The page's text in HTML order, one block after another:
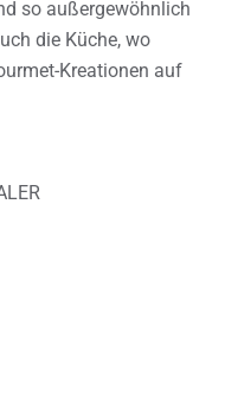
so außergewöhnlich
die Küche, wo
Kreationen auf